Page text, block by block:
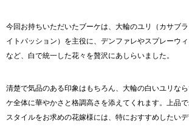
今回お持ちいただいたブーケは、大輪のユリ（カサブ
イトパッション）を主役に、デンファレやスプレーウ
など、白で統一した花々を贅沢にあしらいました。
清楚で気品のある印象はもちろん、大輪の白いユリな
ケ全体に華やかさと格調高さを添えてくれます。上品
スタイルをお求めの花嫁様には、特におすすめしたいデ